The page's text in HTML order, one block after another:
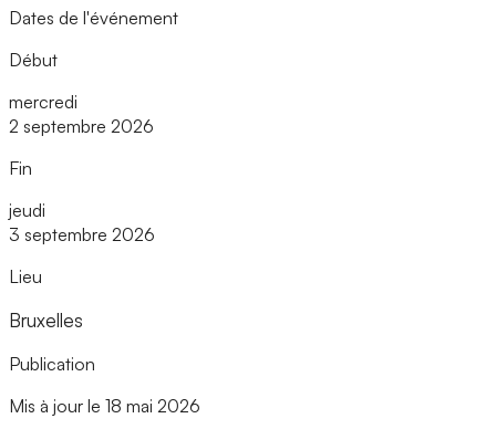
Dates de l'événement
Début
mercredi
2 septembre 2026
Fin
jeudi
3 septembre 2026
Lieu
Bruxelles
Publication
Mis à jour le 18 mai 2026